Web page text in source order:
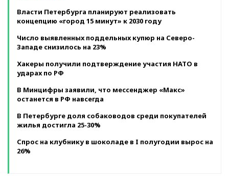
Власти Петербурга планируют реализовать
концепцию «город 15 минут» к 2030 году
Число выявленных поддельных купюр на Северо-
Западе снизилось на 23%
Хакеры получили подтверждение участия НАТО в
ударах по РФ
В Минцифры заявили, что мессенджер «Макс»
останется в РФ навсегда
В Петербурге доля собаководов среди покупателей
жилья достигла 25-30%
Спрос на клубнику в шоколаде в I полугодии вырос на
26%